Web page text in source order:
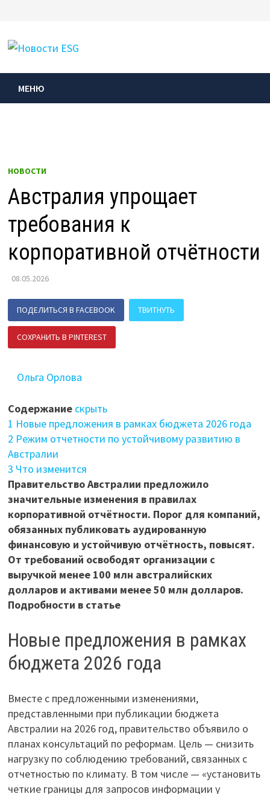
содержимому
МЕНЮ
НОВОСТИ
Австралия упрощает
требования к
корпоративной отчётности
08.05.2026
ПОДЕЛИТЬСЯ В FACEBOOK ТВИТНУТЬ
СОХРАНИТЬ В PINTEREST
Ольга Орлова
Содержание скрыть
1 Новые предложения в рамках бюджета 2026 года
2 Режим отчетности по устойчивому развитию в
Австралии
3 Что изменится
Правительство Австралии предложило
значительные изменения в правилах
корпоративной отчётности. Порог для компаний,
обязанных публиковать аудированную
финансовую и устойчивую отчётность, повысят.
От требований освободят организации с
выручкой менее 100 млн австралийских
долларов и активами менее 50 млн долларов.
Подробности в статье
Новые предложения в рамках
бюджета 2026 года
Вместе с предложенными изменениями,
представленными при публикации бюджета
Австралии на 2026 год, правительство объявило о
планах консультаций по реформам. Цель — снизить
нагрузку по соблюдению требований, связанных с
отчетностью по климату. В том числе — «установить
четкие границы для запросов информации у